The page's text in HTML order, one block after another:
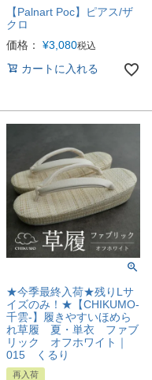
【Palnart Poc】ピアス/ザ
クロ
価格：
¥3,080税込
カートに入れる
★今季最終入荷★残りLサ
イズのみ！★【CHIKUMO-
千雲-】履きやすいほめら
れ草履 夏・単衣 ファブ
リック オフホワイト｜
015 くるり
再入荷